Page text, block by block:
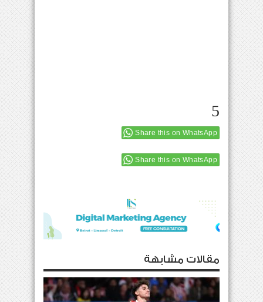
5
Share this on WhatsApp
Share this on WhatsApp
مقالات مشابهة